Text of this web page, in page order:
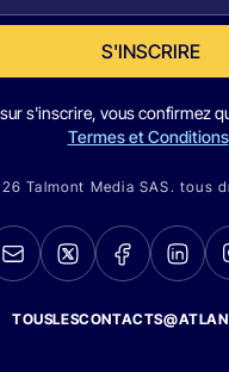
S'INSCRIRE
s'inscrire, vous confirmez
Termes et Conditions
Talmont Media SAS. tous